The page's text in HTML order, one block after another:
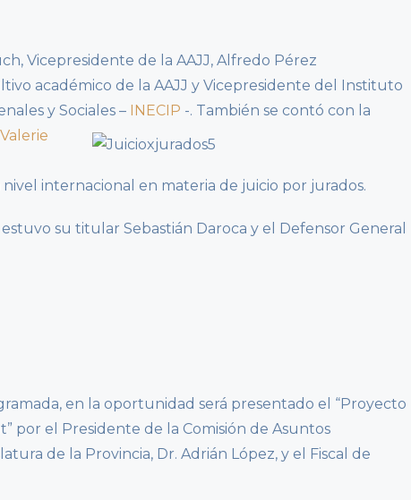
Vicepresidente de la AAJJ, Alfredo Pérez
académico de la AAJJ y Vicepresidente del Instituto
y Sociales –
INECIP -. También se contó con la
internacional en materia de juicio por jurados.
su titular Sebastián Daroca y el Defensor General
en la oportunidad será presentado el “Proyecto
por el Presidente de la Comisión de Asuntos
de la Provincia, Dr. Adrián López, y el Fiscal de